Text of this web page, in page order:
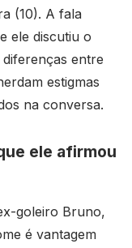
(10). A fala
ele discutiu o
entre
estigmas
na conversa.
ele afirmou
goleiro Bruno,
é vantagem